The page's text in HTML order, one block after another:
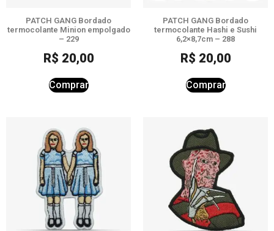
PATCH GANG Bordado
termocolante Minion empolgado
– 229
R$ 20,00
Comprar
PATCH GANG Bordado
termocolante Hashi e Sushi
6,2×8,7cm – 288
R$ 20,00
Comprar